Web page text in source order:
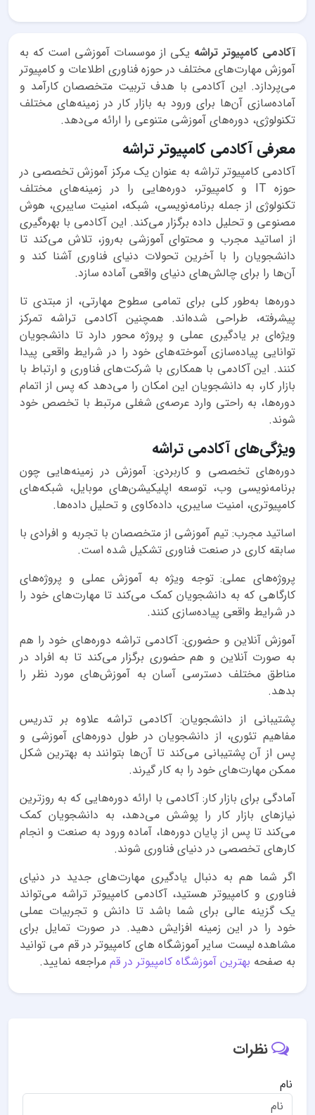
آکادمی کامپیوتر تراشه یکی از موسسات آموزشی است که به
آموزش مهارت‌های مختلف در حوزه فناوری اطلاعات و کامپیوتر
می‌پردازد. این آکادمی با هدف تربیت متخصصان کارآمد و
آماده‌سازی آن‌ها برای ورود به بازار کار در زمینه‌های مختلف
تکنولوژی، دوره‌های آموزشی متنوعی را ارائه می‌دهد.
معرفی آکادمی کامپیوتر تراشه
آکادمی کامپیوتر تراشه به عنوان یک مرکز آموزش تخصصی در
حوزه IT و کامپیوتر، دوره‌هایی را در زمینه‌های مختلف
تکنولوژی از جمله برنامه‌نویسی، شبکه، امنیت سایبری، هوش
مصنوعی و تحلیل داده برگزار می‌کند. این آکادمی با بهره‌گیری
از اساتید مجرب و محتوای آموزشی به‌روز، تلاش می‌کند تا
دانشجویان را با آخرین تحولات دنیای فناوری آشنا کند و
آن‌ها را برای چالش‌های دنیای واقعی آماده سازد.
دوره‌ها به‌طور کلی برای تمامی سطوح مهارتی، از مبتدی تا
پیشرفته، طراحی شده‌اند. همچنین آکادمی تراشه تمرکز
ویژه‌ای بر یادگیری عملی و پروژه محور دارد تا دانشجویان
توانایی پیاده‌سازی آموخته‌های خود را در شرایط واقعی پیدا
کنند. این آکادمی با همکاری با شرکت‌های فناوری و ارتباط با
بازار کار، به دانشجویان این امکان را می‌دهد که پس از اتمام
دوره‌ها، به راحتی وارد عرصه‌ی شغلی مرتبط با تخصص خود
شوند.
ویژگی‌های آکادمی تراشه
دوره‌های تخصصی و کاربردی: آموزش در زمینه‌هایی چون
برنامه‌نویسی وب، توسعه اپلیکیشن‌های موبایل، شبکه‌های
کامپیوتری، امنیت سایبری، داده‌کاوی و تحلیل داده‌ها.
اساتید مجرب: تیم آموزشی از متخصصان با تجربه و افرادی با
سابقه کاری در صنعت فناوری تشکیل شده است.
پروژه‌های عملی: توجه ویژه به آموزش عملی و پروژه‌های
کارگاهی که به دانشجویان کمک می‌کند تا مهارت‌های خود را
در شرایط واقعی پیاده‌سازی کنند.
آموزش آنلاین و حضوری: آکادمی تراشه دوره‌های خود را هم
به صورت آنلاین و هم حضوری برگزار می‌کند تا به افراد در
مناطق مختلف دسترسی آسان به آموزش‌های مورد نظر را
بدهد.
پشتیبانی از دانشجویان: آکادمی تراشه علاوه بر تدریس
مفاهیم تئوری، از دانشجویان در طول دوره‌های آموزشی و
پس از آن پشتیبانی می‌کند تا آن‌ها بتوانند به بهترین شکل
ممکن مهارت‌های خود را به کار گیرند.
آمادگی برای بازار کار: آکادمی با ارائه دوره‌هایی که به روزترین
نیازهای بازار کار را پوشش می‌دهد، به دانشجویان کمک
می‌کند تا پس از پایان دوره‌ها، آماده ورود به صنعت و انجام
کارهای تخصصی در دنیای فناوری شوند.
اگر شما هم به دنبال یادگیری مهارت‌های جدید در دنیای
فناوری و کامپیوتر هستید، آکادمی کامپیوتر تراشه می‌تواند
یک گزینه عالی برای شما باشد تا دانش و تجربیات عملی
خود را در این زمینه افزایش دهید. در صورت تمایل برای
مشاهده لیست سایر آموزشگاه های کامپیوتر در قم می توانید
به صفحه بهترین آموزشگاه کامپیوتر در قم مراجعه نمایید.
نظرات
نام